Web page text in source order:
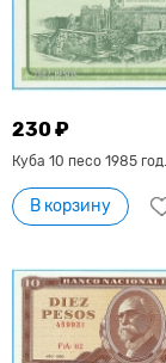
230 ₽
Куба 10 песо 1985
В корзину